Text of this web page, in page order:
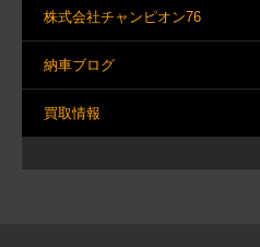
株式会社チャンピオン76
納車ブログ
買取情報